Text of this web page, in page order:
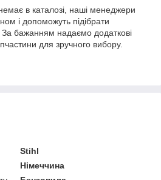
в каталозі, наші менеджери
і допоможуть підібрати
За бажанням надаємо додаткові
для зручного вибору.
Stihl
Німеччина